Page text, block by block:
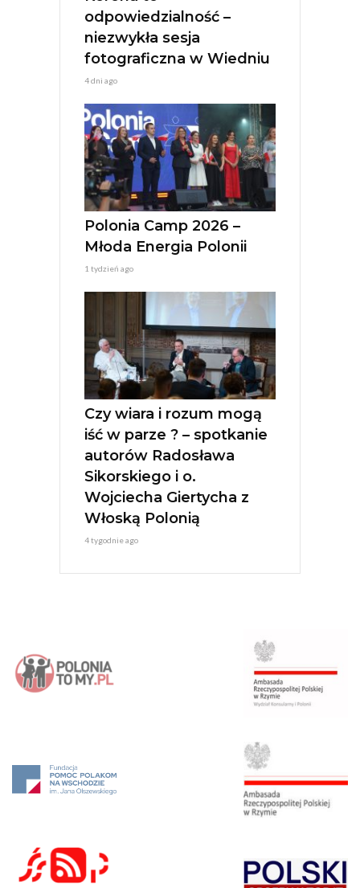
odpowiedzialność –
niezwykła sesja
fotograficzna w Wiedniu
4 dni ago
Polonia Camp 2026 –
Młoda Energia Polonii
1 tydzień ago
Czy wiara i rozum mogą
iść w parze ? – spotkanie
autorów Radosława
Sikorskiego i o.
Wojciecha Giertycha z
Włoską Polonią
4 tygodnie ago